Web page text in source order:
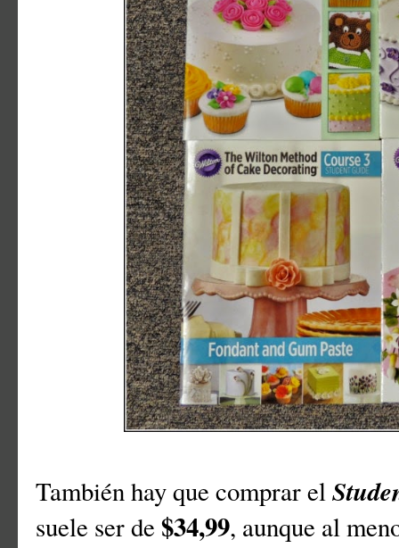
También hay que comprar el
suele ser de $34,99, aunque al